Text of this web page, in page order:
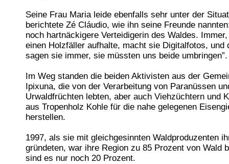
Seine Frau Maria leide ebenfalls sehr unter der
berichtete Zé Cláudio, wie ihn seine Freunde
noch hartnäckigere Verteidigerin des Waldes.
einen Holzfäller aufhalte, macht sie Digitalfotos, und
sagen sie immer, sie müssten uns beide umbringen”.
Im Weg standen die beiden Aktivisten aus der
Ipixuna, die von der Verarbeitung von Paranüssen
Urwaldfrüchten lebten, aber auch Viehzüchtern und
aus Tropenholz Kohle für die nahe gelegenen
herstellen.
1997, als sie mit gleichgesinnten Waldproduzenten
gründeten, war ihre Region zu 85 Prozent von Wald
sind es nur noch 20 Prozent.